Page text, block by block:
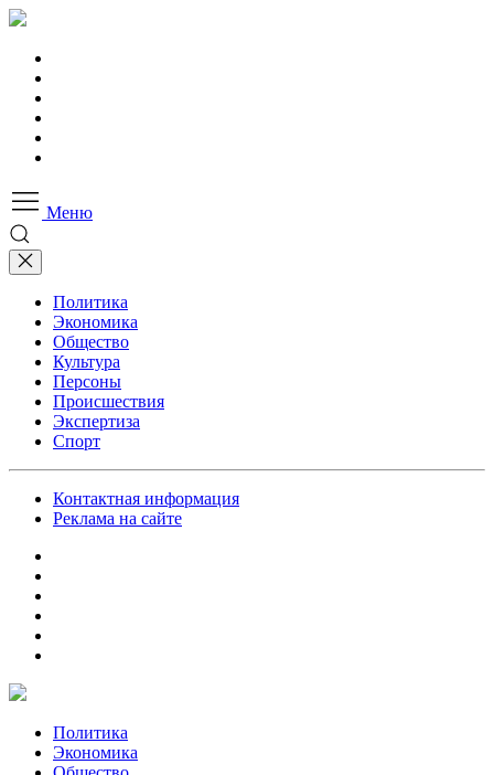
Меню
Политика
Экономика
Общество
Культура
Персоны
Происшествия
Экспертиза
Спорт
Контактная информация
Реклама на сайте
Политика
Экономика